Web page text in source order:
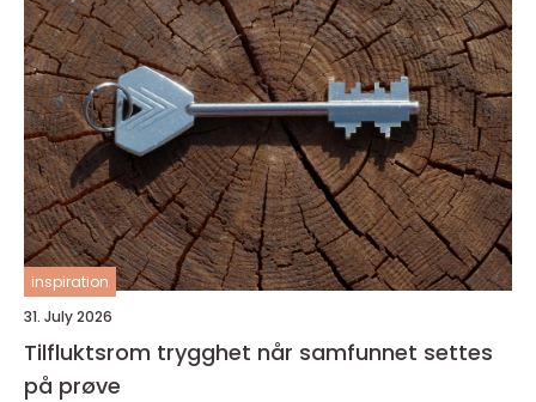
inspiration
31. July 2026
Tilfluktsrom trygghet når samfunnet settes
på prøve